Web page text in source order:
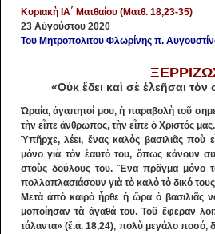
Κυριακὴ ΙΑ΄ Ματθαίου (Ματθ. 18,23-35)
23 Αὐγούστου 2020
Του Μητροπολιτου Φλωρίνης π.
«Οὐκ ἔδει καὶ σὲ ἐλεῆσαι
Ὡραία, ἀγαπητοί μου, ἡ παραβολὴ τοῦ
τὴν εἶπε ἄνθρωπος, τὴν εἶπε ὁ Χριστός μας.
Ὑπῆρχε, λέει, ἕνας καλὸς βασιλιᾶς ποὺ
μόνο γιὰ τὸν ἑαυτό του, ὅπως κάνουν
στοὺς δούλους του. Ἕνα πρᾶγμα μόνο
πολλαπλασιάσουν γιὰ τὸ καλὸ τὸ δικό
Μετὰ ἀπὸ καιρὸ ἦρθε ἡ ὥρα ὁ βασιλιᾶς
μοποίησαν τὰ ἀγαθά του. Τοῦ ἔφεραν
τάλαντα» (ἔ.ἀ. 18,24), πολὺ μεγάλο